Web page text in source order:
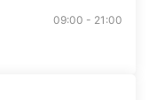
09:00 - 21:00